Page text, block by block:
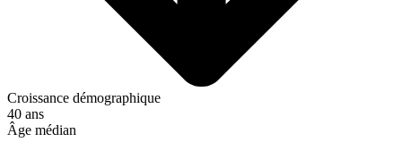
Croissance démographique
40 ans
Âge médian